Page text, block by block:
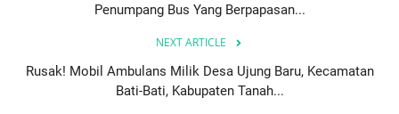
Penumpang Bus Yang Berpapasan...
NEXT ARTICLE
Rusak! Mobil Ambulans Milik Desa Ujung Baru, Kecamatan
Bati-Bati, Kabupaten Tanah...